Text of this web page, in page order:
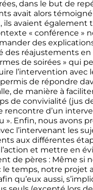
dans le but de
avait alors
ils avaient
« conférence »
des
des réajustements
de soirées » qui
l’intervention
de répondre
de manière à
de convivialité (jus
rencontre d’un
». Enfin, nous avons
l’intervenant les
aux différentes
et mettre en
de pères : Même si
temps, notre projet
qu’eux aussi,